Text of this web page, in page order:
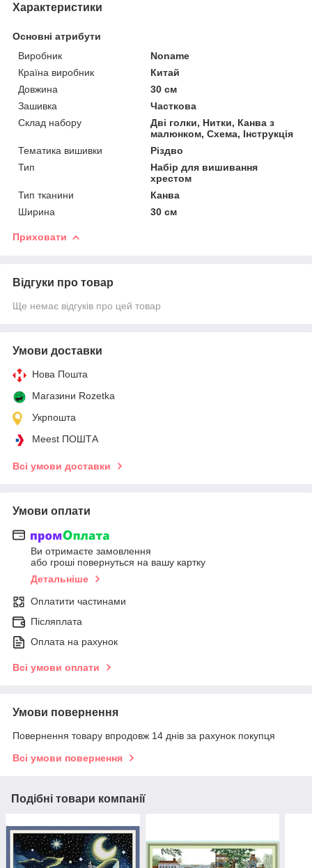
Характеристики
Основні атрибути
Виробник
Noname
Країна виробник
Китай
Довжина
30 см
Зашивка
Часткова
Склад набору
Дві голки, Нитки, Канва з
малюнком, Схема, Інструкція
Тематика вишивки
Різдво
Тип
Набір для вишивання
хрестом
Тип тканини
Канва
Ширина
30 см
Приховати
Відгуки про товар
Ще немає відгуків про цей товар
Умови доставки
Нова Пошта
Магазини Rozetka
Укрпошта
Meest ПОШТА
Всі умови доставки
Умови оплати
Ви отримаєте замовлення
або гроші повернуться на вашу картку
Детальніше
Оплатити частинами
Післяплата
Оплата на рахунок
Всі умови оплати
Умови повернення
Повернення товару впродовж 14 днів за рахунок покупця
Всі умови повернення
Подібні товари компанії